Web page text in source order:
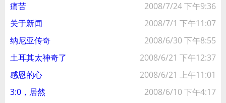
痛苦
2008/7/24 下午9:36
关于新闻
2008/7/1 下午11:07
纳尼亚传奇
2008/6/30 下午8:55
土耳其太神奇了
2008/6/21 下午12:37
感恩的心
2008/6/21 上午11:01
3:0，居然
2008/6/10 下午4:17